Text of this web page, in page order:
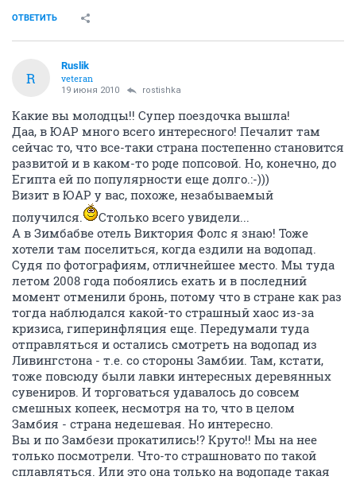
ОТВЕТИТЬ
R
Ruslik
veteran
19 июня 2010 rostishka
Какие вы молодцы!! Супер поездочка вышла!
Даа, в ЮАР много всего интересного! Печалит там
сейчас то, что все-таки страна постепенно становится
развитой и в каком-то роде попсовой. Но, конечно, до
Египта ей по популярности еще долго.:-)))
Визит в ЮАР у вас, похоже, незабываемый
получился.
Столько всего увидели...
А в Зимбабве отель Виктория Фолс я знаю! Тоже
хотели там поселиться, когда ездили на водопад.
Судя по фотографиям, отличнейшее место. Мы туда
летом 2008 года побоялись ехать и в последний
момент отменили бронь, потому что в стране как раз
тогда наблюдался какой-то страшный хаос из-за
кризиса, гиперинфляция еще. Передумали туда
отправляться и остались смотреть на водопад из
Ливингстона - т.е. со стороны Замбии. Там, кстати,
тоже повсюду были лавки интересных деревянных
сувениров. И торговаться удавалось до совсем
смешных копеек, несмотря на то, что в целом
Замбия - страна недешевая. Но интересно.
Вы и по Замбези прокатились!? Круто!! Мы на нее
только посмотрели. Что-то страшновато по такой
сплавляться. Или это она только на водопаде такая